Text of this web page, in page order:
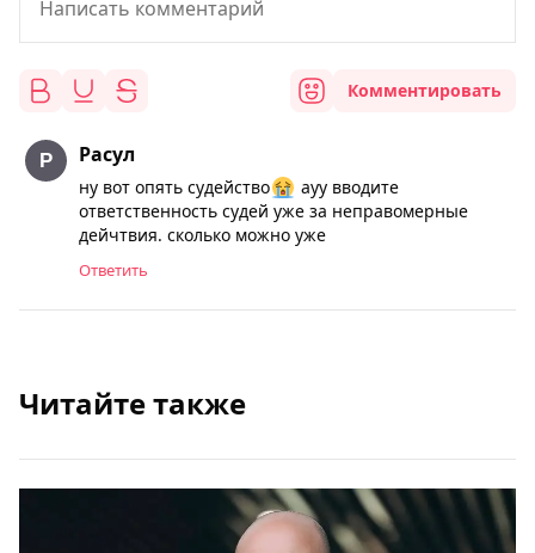
Комментировать
Расул
ну вот опять судейство
ауу вводите
ответственность судей уже за неправомерные
дейчтвия. сколько можно уже
Ответить
Читайте также